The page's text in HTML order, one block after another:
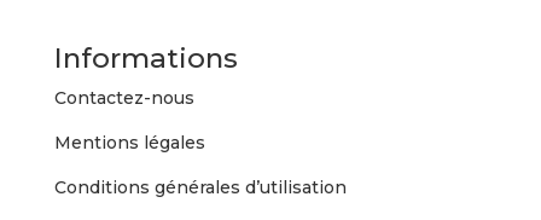
être
page
Informations
Contactez-nous
Mentions légales
Conditions générales d’utilisation